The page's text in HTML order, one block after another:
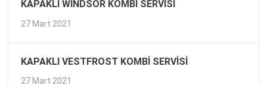
KAPAKLI WINDSOR KOMBI SERVISI
27 Mart 2021
KAPAKLI VESTFROST KOMBI SERVISI
27 Mart 2021